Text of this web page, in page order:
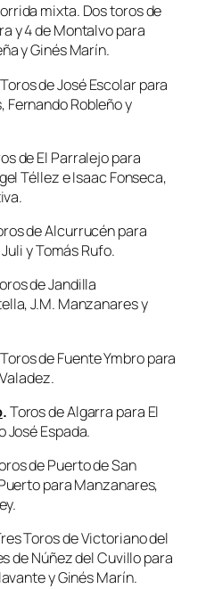
mixta. Dos toros de
y 4 de Montalvo para
y Ginés Marín.
de José Escolar para
Robleño y
de El Parralejo para
Téllez e Isaac Fonseca,
.
de Alcurrucén para
y Tomás Rufo.
de Jandilla
J.M. Manzanares y
de Fuente Ymbro para
.Toros de Algarra para El
José Espada.
de Puerto de San
para Manzanares,
Toros de Victoriano del
de Núñez del Cuvillo para
y Ginés Marín.